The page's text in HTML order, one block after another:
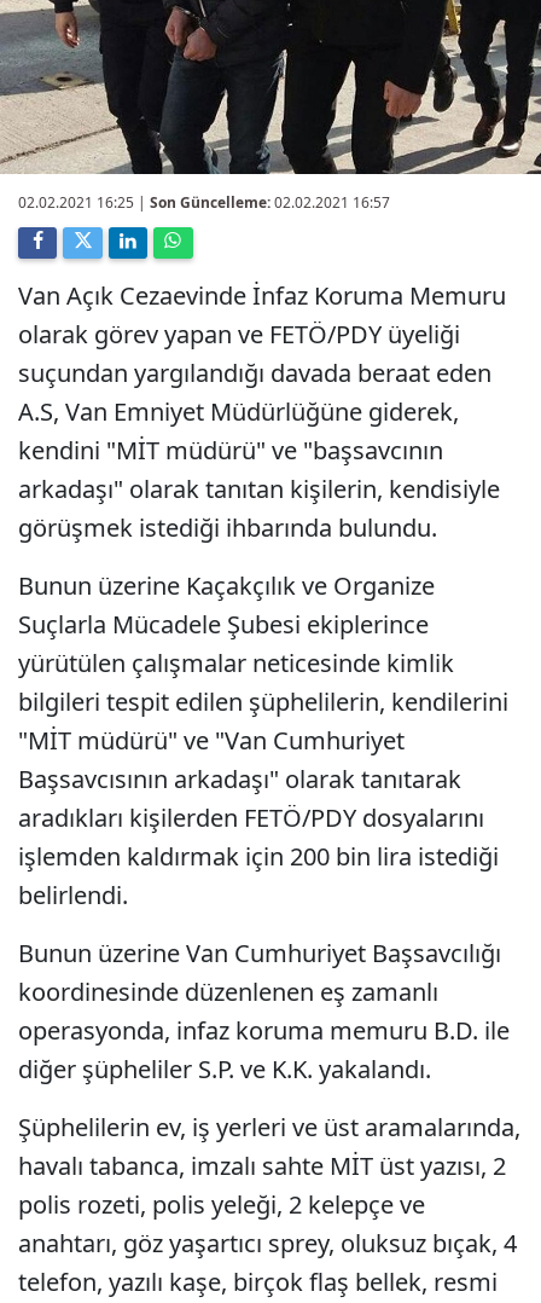
02.02.2021 16:25 | Son Güncelleme:02.02.2021 16:57
Van Açık Cezaevinde İnfaz Koruma Memuru
olarak görev yapan ve FETÖ/PDY üyeliği
suçundan yargılandığı davada beraat eden
A.S, Van Emniyet Müdürlüğüne giderek,
kendini "MİT müdürü" ve "başsavcının
arkadaşı" olarak tanıtan kişilerin, kendisiyle
görüşmek istediği ihbarında bulundu.
Bunun üzerine Kaçakçılık ve Organize
Suçlarla Mücadele Şubesi ekiplerince
yürütülen çalışmalar neticesinde kimlik
bilgileri tespit edilen şüphelilerin, kendilerini
"MİT müdürü" ve "Van Cumhuriyet
Başsavcısının arkadaşı" olarak tanıtarak
aradıkları kişilerden FETÖ/PDY dosyalarını
işlemden kaldırmak için 200 bin lira istediği
belirlendi.
Bunun üzerine Van Cumhuriyet Başsavcılığı
koordinesinde düzenlenen eş zamanlı
operasyonda, infaz koruma memuru B.D. ile
diğer şüpheliler S.P. ve K.K. yakalandı.
Şüphelilerin ev, iş yerleri ve üst aramalarında,
havalı tabanca, imzalı sahte MİT üst yazısı, 2
polis rozeti, polis yeleği, 2 kelepçe ve
anahtarı, göz yaşartıcı sprey, oluksuz bıçak, 4
telefon, yazılı kaşe, birçok flaş bellek, resmi